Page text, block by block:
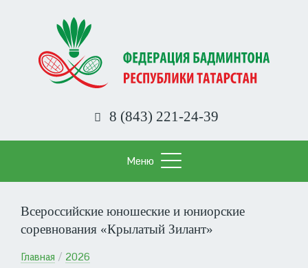
содержанию
8 (843) 221-24-39
Меню
Всероссийские юношеские и юниорские
соревнования «Крылатый Зилант»
Строка
Главная 2026